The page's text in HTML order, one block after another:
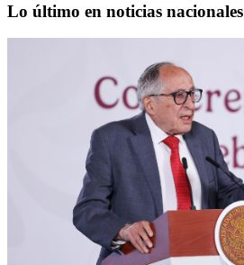
Lo último en noticias nacionales